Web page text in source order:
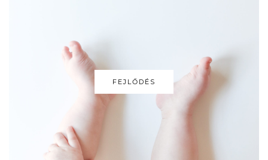
FEJLŐDÉS